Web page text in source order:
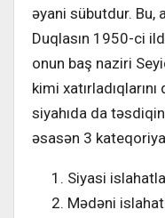
əyani sübutdur. Bu,
Duqlasın 1950-ci
onun baş naziri
kimi
siyahıda da
əsasən 3
Siyasi
Mədəni